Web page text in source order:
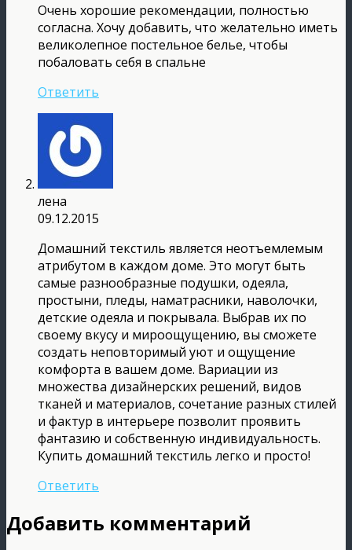
Очень хорошие рекомендации, полностью
согласна. Хочу добавить, что желательно иметь
великолепное постельное белье, чтобы
побаловать себя в спальне
Ответить
лена
09.12.2015
Домашний текстиль является неотъемлемым
атрибутом в каждом доме. Это могут быть
самые разнообразные подушки, одеяла,
простыни, пледы, наматрасники, наволочки,
детские одеяла и покрывала. Выбрав их по
своему вкусу и мироощущению, вы сможете
создать неповторимый уют и ощущение
комфорта в вашем доме. Вариации из
множества дизайнерских решений, видов
тканей и материалов, сочетание разных стилей
и фактур в интерьере позволит проявить
фантазию и собственную индивидуальность.
Купить домашний текстиль легко и просто!
Ответить
Добавить комментарий